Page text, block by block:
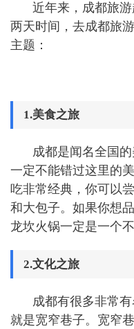
近年来，成都旅
两天时间，去成都旅
主题：
1.美食之旅
成都是闻名全国
一定不能错过这里的
吃非常经典，你可以
和大包子。如果你想
龙坎火锅一定是一个不
2.文化之旅
成都有很多非常
就是宽窄巷子。宽窄